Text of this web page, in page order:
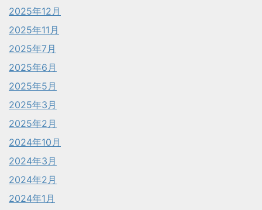
2025年12月
2025年11月
2025年7月
2025年6月
2025年5月
2025年3月
2025年2月
2024年10月
2024年3月
2024年2月
2024年1月